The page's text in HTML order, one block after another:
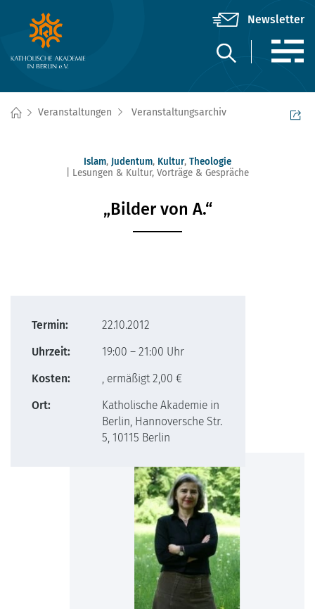
Veranstaltungen Veranstaltungsarchiv
Islam, Judentum, Kultur, Theologie
Lesungen & Kultur, Vorträge & Gespräche
„Bilder von A.“
Termin:
22.10.2012
Uhrzeit:
19:00 – 21:00 Uhr
Kosten:
, ermäßigt 2,00 €
Ort:
Katholische Akademie in
Berlin, Hannoversche Str.
5, 10115 Berlin